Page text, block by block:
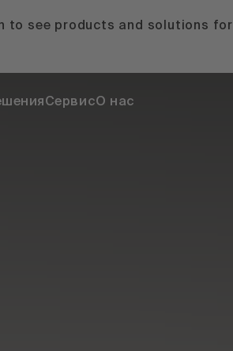
to see products and solutions for
СервисО нас